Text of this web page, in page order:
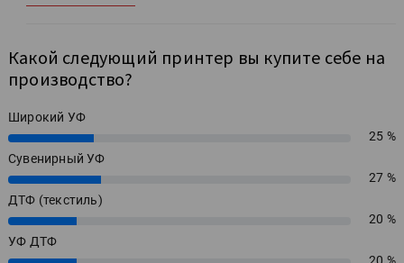
Какой следующий принтер вы купите себе на
производство?
Широкий УФ
25%
25 %
Сувенирный УФ
27%
27 %
ДТФ (текстиль)
20%
20 %
УФ ДТФ